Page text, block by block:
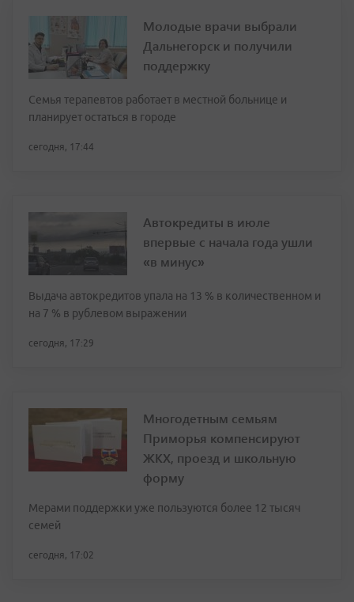
Молодые врачи выбрали
Дальнегорск и получили
поддержку
Семья терапевтов работает в местной больнице и
планирует остаться в городе
сегодня, 17:44
Автокредиты в июле
впервые с начала года ушли
«в минус»
Выдача автокредитов упала на 13 % в количественном и
на 7 % в рублевом выражении
сегодня, 17:29
Многодетным семьям
Приморья компенсируют
ЖКХ, проезд и школьную
форму
Мерами поддержки уже пользуются более 12 тысяч
семей
сегодня, 17:02